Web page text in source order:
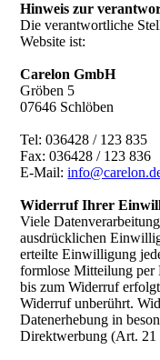
Hinweis zur
Die verantwortliche
Website ist:
Carelon GmbH
Gröben 5
07646 Schlöben
Tel: 036428 / 123 835
Fax: 036428 / 123 836
E-Mail:
Widerruf Ihrer
Viele
ausdrücklichen
erteilte Einwilligung
formlose Mitteilung per
bis zum Widerruf
Widerruf unberührt.
Datenerhebung in
Direktwerbung (Art.